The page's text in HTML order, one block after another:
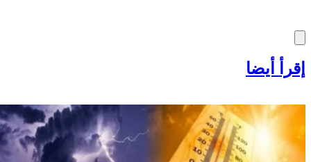
إقرأ أيضا